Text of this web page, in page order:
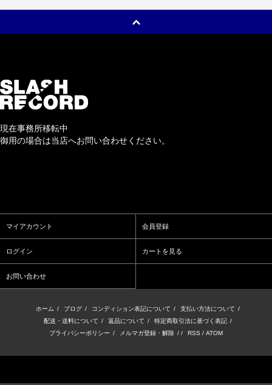
現在事務所移転中
御用の場合は当店へお問い合わせください。
マイアカウント 会員登録
ログイン カートを見る
お問い合わせ
ホーム / ブログ / コンディション表記について / 支払い方法について /
配送・送料について / 返品について / 特定商取引法に基づく表記 /
プライバシーポリシー / メルマガ登録・解除 / / RSS / ATOM